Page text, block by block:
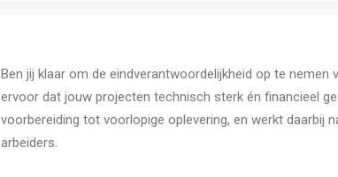
Ben jij klaar om de eindverantwoordelijkheid op te
ervoor dat jouw projecten technisch sterk én financieel
voorbereiding tot voorlopige oplevering, en werkt daarbij
arbeiders.